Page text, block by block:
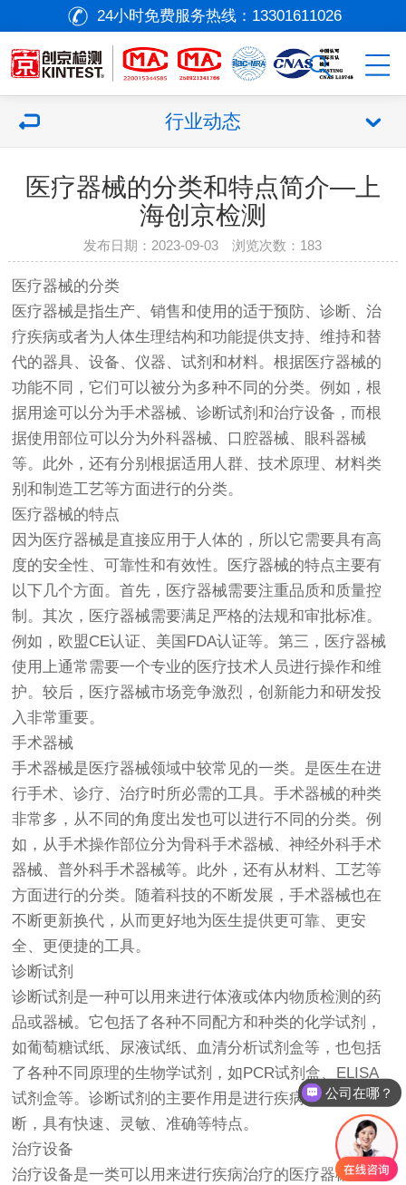
24小时免费服务热线： 13301611026
行业动态
医疗器械的分类和特点简介—上
海创京检测
发布日期：2023-09-03 浏览次数： 183
医疗器械的分类
医疗器械是指生产、销售和使用的适于预防、诊断、治
疗疾病或者为人体生理结构和功能提供支持、维持和替
代的器具、设备、仪器、试剂和材料。根据医疗器械的
功能不同，它们可以被分为多种不同的分类。例如，根
据用途可以分为手术器械、诊断试剂和治疗设备，而根
据使用部位可以分为外科器械、口腔器械、眼科器械
等。此外，还有分别根据适用人群、技术原理、材料类
别和制造工艺等方面进行的分类。
医疗器械的特点
因为 医疗器械是直接应用于人体的，所以它需要具有高
度的安全性、可靠性和有效性。医疗器械的特点主要有
以下几个方面。首先，医疗器械需要注重品质和质量控
制。其次，医疗器械需要满足严格的法规和审批标准。
例如，欧盟CE认证、美国FDA认证等。第三，医疗器械
使用上通常需要一个专业的医疗技术人员进行操作和维
护。较后，医疗器械市场竞争激烈，创新能力和研发投
入非常重要。
手术器械
手术器械是医疗器械领域中较常见的一类。是医生在进
行手术、诊疗、治疗时所必需的工具。手术器械的种类
非常多，从不同的角度出发也可以进行不同的分类。例
如，从手术操作部位分为骨科手术器械、神经外科手术
器械、普外科手术器械等。此外，还有从材料、工艺等
方面进行的分类。随着科技的不断发展，手术器械也在
不断更新换代，从而更好地为医生提供更可靠、更安
全、更便捷的工具。
诊断试剂
诊断试剂是一种可以用来进行体液或体内物质检测的药
品或器械。它包括了各种不同配方和种类的化学试剂，
如葡萄糖试纸、尿液试纸、血清分析试剂盒等，也包括
了各种不同原理的生物学试剂，如PCR试剂盒、ELISA
试剂盒等。诊断试剂的主要作用是进行疾病的检测和诊
断，具有快速、灵敏、准确等特点。
治疗设备
治疗设备是一类可以用来进行疾病治疗的医疗器械。它
公司在哪？